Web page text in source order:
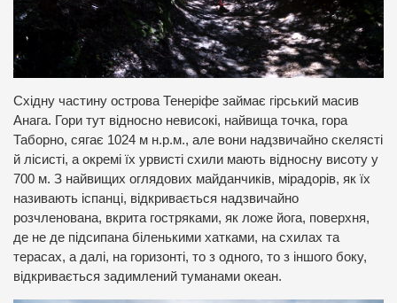
Східну частину острова Тенеріфе займає гірський масив
Анага. Гори тут відносно невисокі, найвища точка, гора
Таборно, сягає 1024 м н.р.м., але вони надзвичайно скелясті
й лісисті, а окремі їх урвисті схили мають відносну висоту у
700 м. З найвищих оглядових майданчиків, мірадорів, як їх
називають іспанці, відкривається надзвичайно
розчленована, вкрита гостряками, як ложе йога, поверхня,
де не де підсипана біленькими хатками, на схилах та
терасах, а далі, на горизонті, то з одного, то з іншого боку,
відкривається задимлений туманами океан.